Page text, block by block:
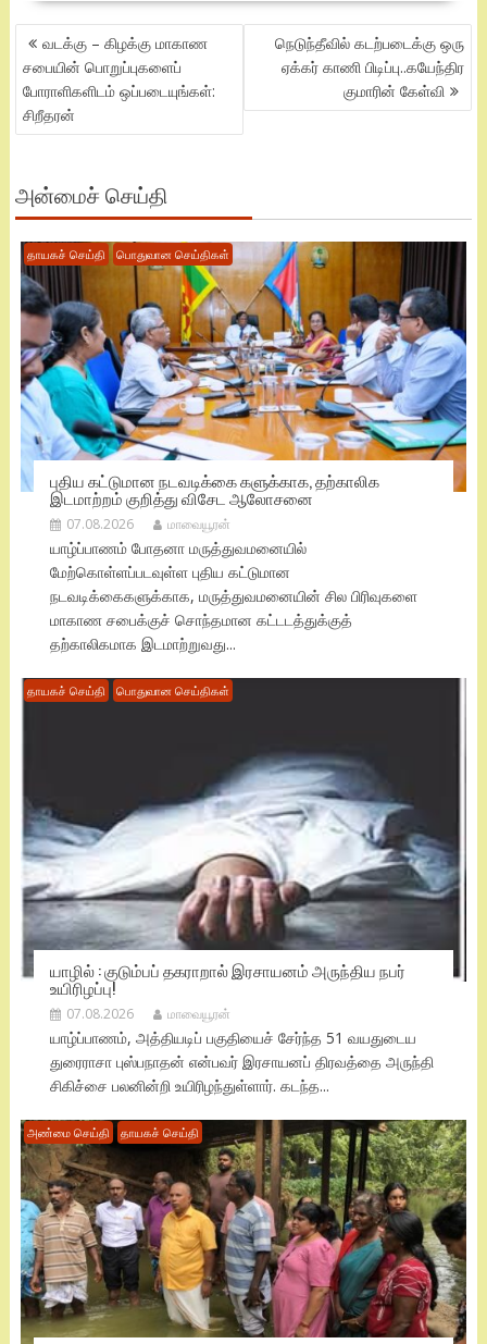
POST
NAVIGATION
வடக்கு – கிழக்கு மாகாண
சபையின் பொறுப்புகளைப்
போராளிகளிடம் ஒப்படையுங்கள்:
சிறீதரன்
நெடுந்தீவில் கடற்படைக்கு ஒரு
ஏக்கர் காணி பிடிப்பு..கயேந்திர
குமாரின் கேள்வி
அன்மைச் செய்தி
தாயகச் செய்தி பொதுவான செய்திகள்
புதிய கட்டுமான நடவடிக்கை களுக்காக, தற்காலிக
இடமாற்றம் குறித்து விசேட ஆலோசனை
07.08.2026 மாவையூரன்
யாழ்ப்பாணம் போதனா மருத்துவமனையில்
மேற்கொள்ளப்படவுள்ள புதிய கட்டுமான
நடவடிக்கைகளுக்காக, மருத்துவமனையின் சில பிரிவுகளை
மாகாண சபைக்குச் சொந்தமான கட்டடத்துக்குத்
தற்காலிகமாக இடமாற்றுவது...
தாயகச் செய்தி பொதுவான செய்திகள்
யாழில் : குடும்பப் தகராறால் இரசாயனம் அருந்திய நபர்
உயிரிழப்பு!
07.08.2026 மாவையூரன்
யாழ்ப்பாணம், அத்தியடிப் பகுதியைச் சேர்ந்த 51 வயதுடைய
துரைராசா புஸ்பநாதன் என்பவர் இரசாயனப் திரவத்தை அருந்தி
சிகிச்சை பலனின்றி உயிரிழந்துள்ளார். கடந்த...
அண்மை செய்தி தாயகச் செய்தி